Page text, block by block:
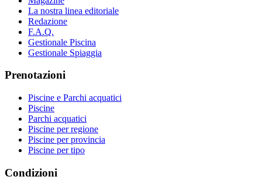
La nostra linea editoriale
Redazione
F.A.Q.
Gestionale Piscina
Gestionale Spiaggia
Prenotazioni
Piscine e Parchi acquatici
Piscine
Parchi acquatici
Piscine per regione
Piscine per provincia
Piscine per tipo
Condizioni